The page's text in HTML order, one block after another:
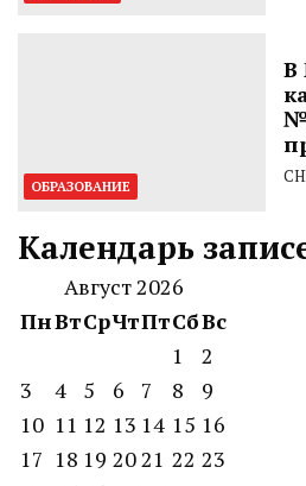
ОБРАЗОВАНИЕ
В
Календарь
Август 2026
ПнВтСрЧтПтСбВс
1
2
3
4 5 6 7 8
9
10 11 12 13 14 15 16
17 18 19 2021 22 23